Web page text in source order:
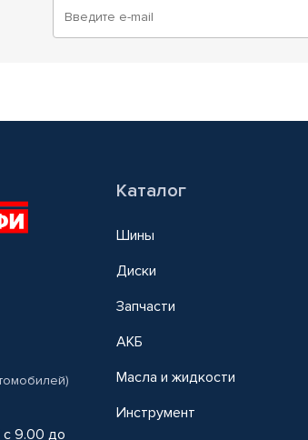
9.00 до
Каталог
Шины
Диски
Запчасти
АКБ
Масла и жидкости
Инструмент